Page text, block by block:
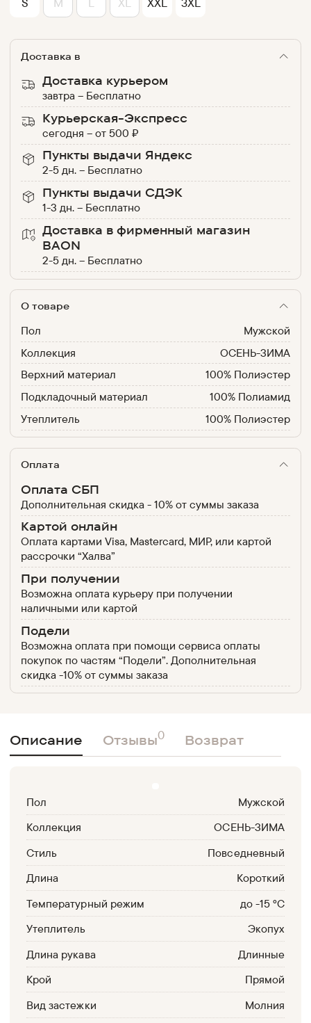
Доставка в
Доставка курьером
завтра – Бесплатно
Курьерская-Экспресс
сегодня –от500 ₽
Пункты выдачи Яндекс
2-5 дн. – Бесплатно
Пункты выдачи СДЭК
1-3 дн. – Бесплатно
Доставка в фирменный магазин
BAON
2-5 дн. – Бесплатно
О товаре
Пол
Мужской
Коллекция
ОСЕНЬ-ЗИМА
Верхний материал
100% Полиэстер
Подкладочный материал
100% Полиамид
Утеплитель
100% Полиэстер
Оплата
Оплата СБП
Дополнительная скидка - 10% от суммы заказа
Картой онлайн
Оплата картами Visa, Mastercard, МИР, или картой
рассрочки “Халва”
При получении
Возможна оплата курьеру при получении
наличными или картой
Подели
Возможна оплата при помощи сервиса оплаты
покупок по частям “Подели”. Дополнительная
скидка -10% от суммы заказа
Описание Отзывы0 Возврат
Пол
Мужской
Коллекция
ОСЕНЬ-ЗИМА
Стиль
Повседневный
Длина
Короткий
Температурный режим
до -15 °С
Утеплитель
Экопух
Длина рукава
Длинные
Крой
Прямой
Вид застежки
Молния